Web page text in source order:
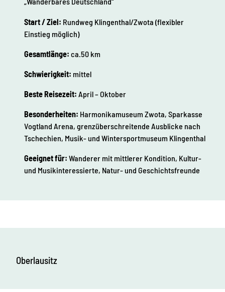
Start / Ziel: Rundweg Klingenthal/Zwota (flexibler
Einstieg möglich)
Gesamtlänge: ca.50 km
Schwierigkeit: mittel
Beste Reisezeit: April – Oktober
Besonderheiten: Harmonikamuseum Zwota, Sparkasse
Vogtland Arena, grenzüberschreitende Ausblicke nach
Tschechien, Musik- und Wintersportmuseum Klingenthal
Geeignet für: Wanderer mit mittlerer Kondition, Kultur-
und Musikinteressierte, Natur- und Geschichtsfreunde
Oberlausitz